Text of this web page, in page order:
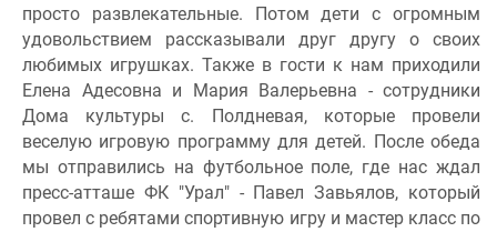
просто развлекательные. Потом дети с огромным
удовольствием рассказывали друг другу о своих
любимых игрушках. Также в гости к нам приходили
Елена Адесовна и Мария Валерьевна - сотрудники
Дома культуры с. Полдневая, которые провели
веселую игровую программу для детей. После обеда
мы отправились на футбольное поле, где нас ждал
пресс-атташе ФК "Урал" - Павел Завьялов, который
провел с ребятами спортивную игру и мастер класс по